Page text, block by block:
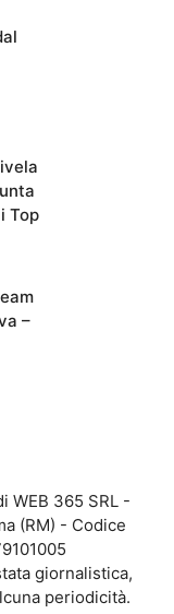
Top
–
WEB 365 SRL -
(RM) - Codice
giornalistica,
periodicità.